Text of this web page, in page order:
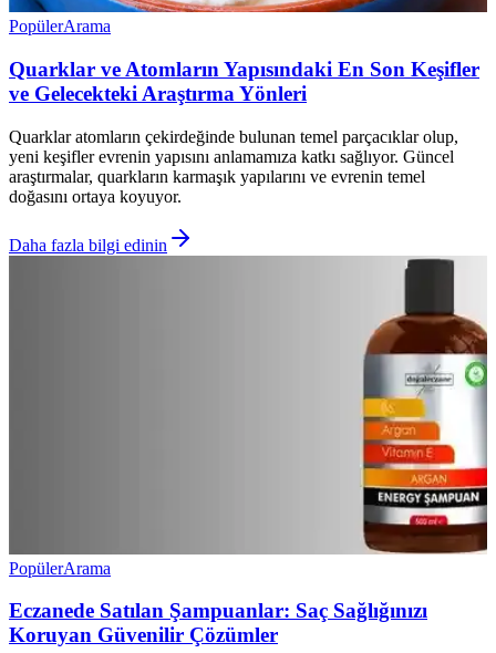
PopülerArama
Quarklar ve Atomların Yapısındaki En Son Keşifler
ve Gelecekteki Araştırma Yönleri
Quarklar atomların çekirdeğinde bulunan temel parçacıklar olup,
yeni keşifler evrenin yapısını anlamamıza katkı sağlıyor. Güncel
araştırmalar, quarkların karmaşık yapılarını ve evrenin temel
doğasını ortaya koyuyor.
Daha fazla bilgi edinin
PopülerArama
Eczanede Satılan Şampuanlar: Saç Sağlığınızı
Koruyan Güvenilir Çözümler